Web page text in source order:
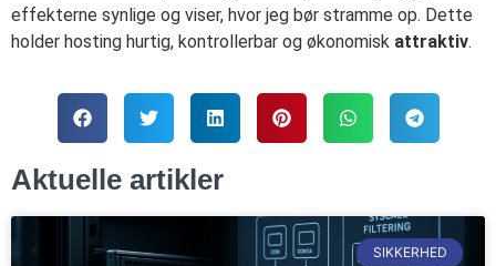
effekterne synlige og viser, hvor jeg bør stramme op. Dette
holder hosting hurtig, kontrollerbar og økonomisk attraktiv.
Aktuelle artikler
SIKKERHED